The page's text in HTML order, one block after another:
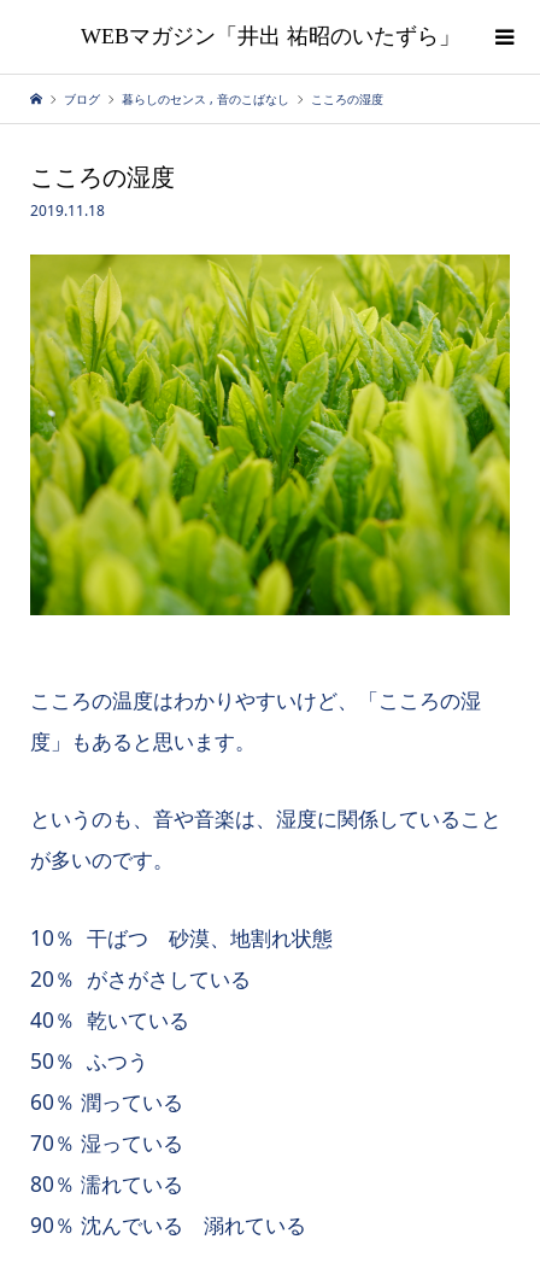
WEBマガジン「井出 祐昭のいたずら」
ブログ 暮らしのセンス , 音のこばなし こころの湿度
こころの湿度
2019.11.18
こころの温度はわかりやすいけど、「こころの湿
度」もあると思います。
というのも、音や音楽は、湿度に関係していること
が多いのです。
10％ 干ばつ 砂漠、地割れ状態
20％ がさがさしている
40％ 乾いている
50％ ふつう
60％ 潤っている
70％ 湿っている
80％ 濡れている
90％ 沈んでいる 溺れている